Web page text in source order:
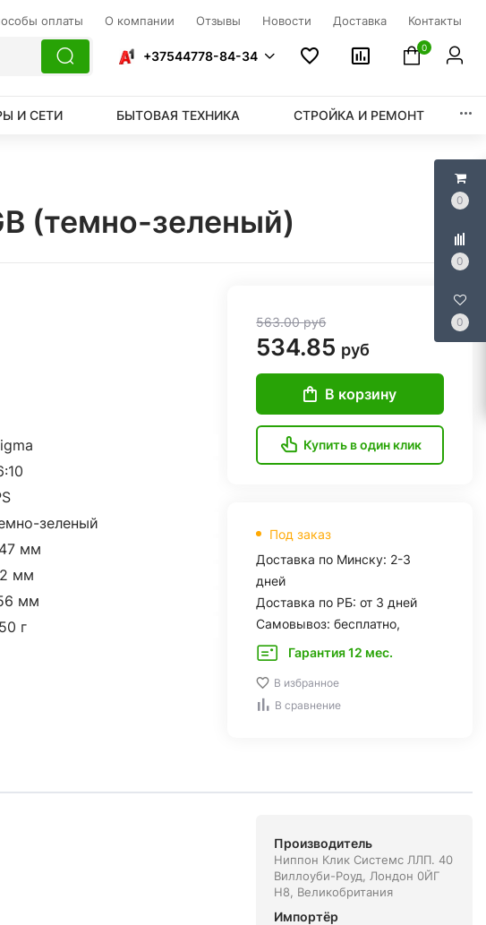
0
0
0
оплаты О компании Отзывы Новости Доставка Контакты
+37544778-84-34
0
И СЕТИ БЫТОВАЯ ТЕХНИКА СТРОЙКА И РЕМОНТ
(темно-зеленый)
зеленый
мм
мм
мм
г
563.00руб
534.85 руб
В корзину
Купить в один клик
Под заказ
Доставка по Минску: 2-3
дней
Доставка по РБ: от 3 дней
Самовывоз: бесплатно,
Гарантия 12 мес.
В избранное
В сравнение
Производитель
Ниппон Клик Системс ЛЛП. 40
Виллоуби-Роуд, Лондон 0ЙГ
Н8, Великобритания
Импортёр